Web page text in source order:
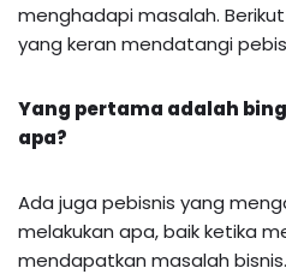
menghadapi masalah.
yang keran mendatangi
Yang pertama adalah
apa?
Ada juga pebisnis yang
melakukan apa, baik ketika
mendapatkan masalah